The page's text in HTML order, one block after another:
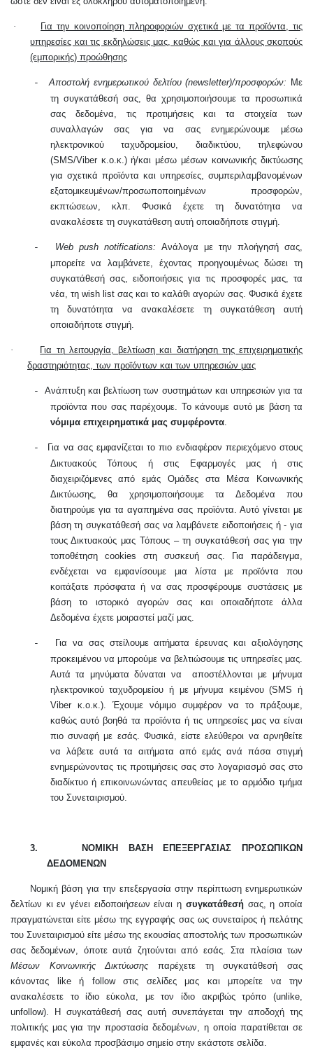
·
Για την κοινοποίηση πληροφοριών σχετικά με τα προϊόντα, τις
υπηρεσίες και τις εκδηλώσεις μας, καθώς και για άλλους σκοπούς
(εμπορικής) προώθησης
- Αποστολή ενημερωτικού δελτίου (newsletter)/προσφορών: Με
τη συγκατάθεσή σας, θα χρησιμοποιήσουμε τα προσωπικά
σας δεδομένα, τις προτιμήσεις και τα στοιχεία των
συναλλαγών σας για να σας ενημερώνουμε μέσω
ηλεκτρονικού ταχυδρομείου, διαδικτύου, τηλεφώνου
(SMS/Viber κ.ο.κ.) ή/και μέσω μέσων κοινωνικής δικτύωσης
για σχετικά προϊόντα και υπηρεσίες, συμπεριλαμβανομένων
εξατομικευμένων/προσωποποιημένων προσφορών,
εκπτώσεων, κλπ. Φυσικά έχετε τη δυνατότητα να
ανακαλέσετε τη συγκατάθεση αυτή οποιαδήποτε στιγμή.
- Web push notifications: Ανάλογα με την πλοήγησή σας,
μπορείτε να λαμβάνετε, έχοντας πρoηγουμένως δώσει τη
συγκατάθεσή σας, ειδοποιήσεις για τις προσφορές μας, τα
νέα, τη wish list σας και το καλάθι αγορών σας. Φυσικά έχετε
τη δυνατότητα να ανακαλέσετε τη συγκατάθεση αυτή
οποιαδήποτε στιγμή.
·
Για τη λειτουργία, βελτίωση και διατήρηση της επιχειρηματικής
δραστηριότητας, των προϊόντων και των υπηρεσιών μας
-
Ανάπτυξη και βελτίωση των συστημάτων και υπηρεσιών για τα
προϊόντα που σας παρέχουμε. Το κάνουμε αυτό με βάση τα
νόμιμα επιχειρηματικά μας συμφέροντα.
-
Για να σας εμφανίζεται το πιο ενδιαφέρον περιεχόμενο στους
Δικτυακούς Τόπους ή στις Εφαρμογές μας ή στις
διαχειριζόμενες από εμάς Ομάδες στα Μέσα Κοινωνικής
Δικτύωσης, θα χρησιμοποιήσουμε τα Δεδομένα που
διατηρούμε για τα αγαπημένα σας προϊόντα. Αυτό γίνεται με
βάση τη συγκατάθεσή σας να λαμβάνετε ειδοποιήσεις ή - για
τους Δικτυακούς μας Τόπους – τη συγκατάθεσή σας για την
τοποθέτηση cookies στη συσκευή σας. Για παράδειγμα,
ενδέχεται να εμφανίσουμε μια λίστα με προϊόντα που
κοιτάξατε πρόσφατα ή να σας προσφέρουμε συστάσεις με
βάση το ιστορικό αγορών σας και οποιαδήποτε άλλα
Δεδομένα έχετε μοιραστεί μαζί μας.
-
Για να σας στείλουμε αιτήματα έρευνας και αξιολόγησης
προκειμένου να μπορούμε να βελτιώσουμε τις υπηρεσίες μας.
Αυτά τα μηνύματα δύναται να
αποστέλλονται με μήνυμα
ηλεκτρονικού ταχυδρομείου ή με μήνυμα κειμένου (SMS ή
Viber
κ.ο.κ.). Έχουμε νόμιμο συμφέρον να το πράξουμε,
καθώς αυτό βοηθά τα προϊόντα ή τις υπηρεσίες μας να είναι
πιο συναφή με εσάς. Φυσικά, είστε ελεύθεροι να αρνηθείτε
να λάβετε αυτά τα αιτήματα από εμάς ανά πάσα στιγμή
ενημερώνοντας τις προτιμήσεις σας στο λογαριασμό σας στο
διαδίκτυο ή επικοινωνώντας απευθείας με το αρμόδιο τμήμα
του Συνεταιρισμού.
3.
ΝΟΜΙΚΗ ΒΑΣΗ ΕΠΕΞΕΡΓΑΣΙΑΣ ΠΡΟΣΩΠΙΚΩΝ
ΔΕΔΟΜΕΝΩΝ
Νομική βάση για την επεξεργασία στην περίπτωση ενημερωτικών
δελτίων κι εν γένει ειδοποιήσεων είναι η συγκατάθεσήσας, η οποία
πραγματώνεται είτε μέσω της εγγραφής σας ως συνεταίρος ή πελάτης
του Συνεταιρισμού είτε μέσω της εκουσίας αποστολής των προσωπικών
σας δεδομένων, όποτε αυτά ζητούνται από εσάς. Στα πλαίσια των
Μέσων Κοινωνικής Δικτύωσης παρέχετε τη συγκατάθεσή σας
κάνοντας like ή follow στις σελίδες μας και μπορείτε να την
ανακαλέσετε το ίδιο εύκολα, με τον ίδιο ακριβώς τρόπο (unlike,
unfollow). Η συγκατάθεσή σας αυτή συνεπάγεται την αποδοχή της
πολιτικής μας για την προστασία δεδομένων, η οποία παρατίθεται σε
εμφανές και εύκολα προσβάσιμο σημείο στην εκάστοτε σελίδα.